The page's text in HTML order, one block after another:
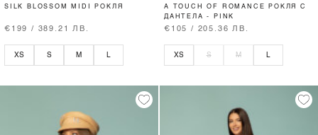
SILK BLOSSOM MIDI РОКЛЯ
€199 / 389.21 ЛВ.
XS S M L
A TOUCH OF ROMANCE РОКЛЯ С
ДАНТЕЛА - PINK
€105 / 205.36 ЛВ.
XS S M L